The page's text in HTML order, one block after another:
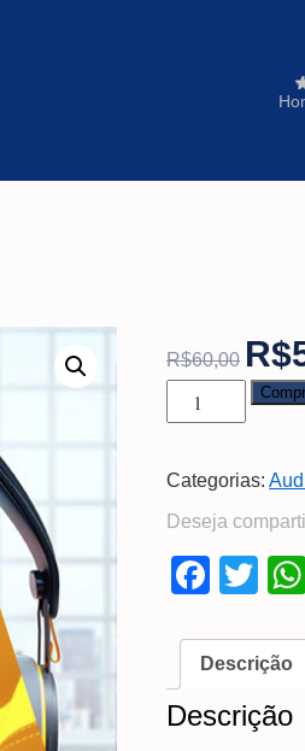
R$60,00 R$
Categorias:
Deseja
Descrição
Descrição